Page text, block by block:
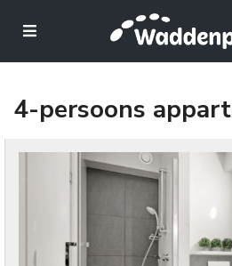
4-persoons